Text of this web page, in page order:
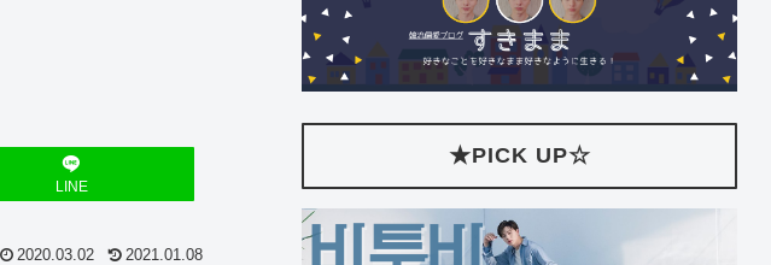
LINE
2020.03.02 2021.01.08
★PICK UP☆